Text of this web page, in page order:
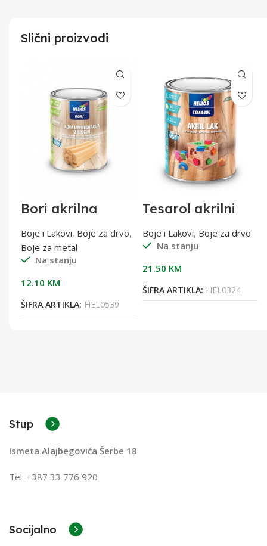
Slični proizvodi
Bori akrilna
0,75l
Boje i Lakovi, Boje za drvo,
Boje za metal
Na stanju
12.10 KM
ŠIFRA ARTIKLA: HEL0539
Tesarol akrilni
Boje i Lakovi, Boje za drvo
Na stanju
21.50 KM
ŠIFRA ARTIKLA: HEL0324
Stup
Ismeta Alajbegovića Šerbe 18
Tel: +387 33 776 920
Socijalno